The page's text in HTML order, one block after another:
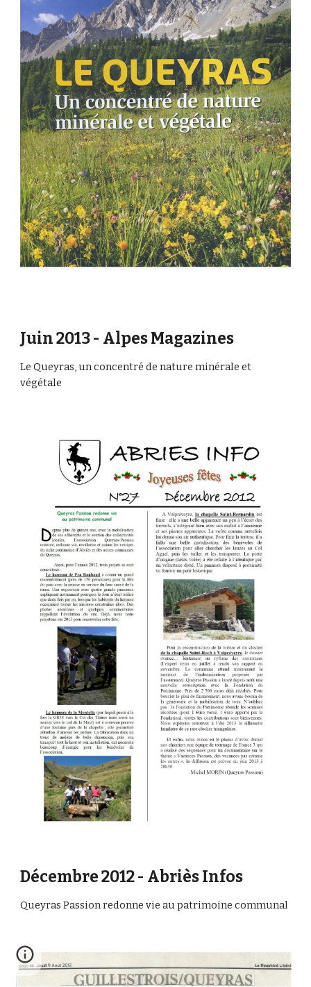
Juin 2013 - Alpes Magazines
Le Queyras, un concentré de nature minérale et
végétale
Décembre 2012 - Abriès Infos
Queyras Passion redonne vie au patrimoine communal